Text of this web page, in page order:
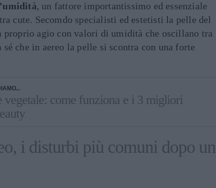
, un fattore importantissimo ed essenziale
cute. Secomdo specialisti ed estetisti la pelle del
proprio agio con valori di umidità che oscillano tra
che in aereo la pelle si scontra con una forte
vegetale: come funziona e i 3 migliori
i disturbi più comuni dopo un